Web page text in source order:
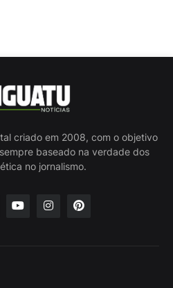
criado em 2008, com o objetivo
baseado na verdade dos
no jornalismo.